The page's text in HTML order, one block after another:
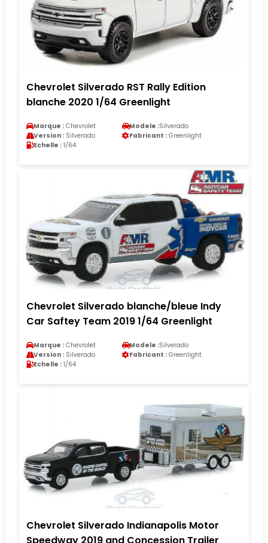
Chevrolet Silverado RST Rally Edition
blanche 2020 1/64 Greenlight
Marque : Chevrolet Modele :Silverado
Version : Silverado Fabricant : Greenlight
Echelle : 1/64
Chevrolet Silverado blanche/bleue Indy
Car Saftey Team 2019 1/64 Greenlight
Marque : Chevrolet Modele :Silverado
Version : Silverado Fabricant : Greenlight
Echelle : 1/64
Chevrolet Silverado Indianapolis Motor
Speedway 2019 and Concession Trailer